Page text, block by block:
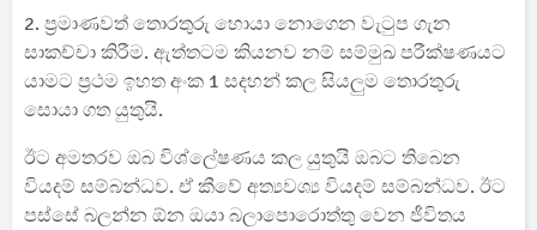
2. ප්‍රමාණවත් තොරතුරු හොයා නොගෙන වැටුප ගැන
සාකච්චා කිරීම. ඇත්තටම කියනව නම් සම්මුඛ පරීක්ෂණයට
යාමට ප්‍රථම ඉහත අංක 1 සදහන් කල සියලුම තොරතුරු
සොයා ගත යුතුයි.
ඊට අමතරව ඔබ විශ්ලේෂණය කල යුතුයි ඔබට තිබෙන
වියදම් සම්බන්ධව. ඒ කීවේ අත්‍යවශ්‍ය වියදම් සම්බන්ධව. ඊට
පස්සේ බලන්න ඕන ඔයා බලාපොරොත්තු වෙන ජීවිතය